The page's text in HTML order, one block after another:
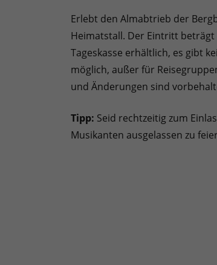
Erlebt den Almabtrieb der
Heimatstall. Der Eintritt beträgt
Tageskasse erhältlich, es gibt
möglich, außer für
und Änderungen sind
Tipp: Seid rechtzeitig zum
Musikanten ausgelassen zu